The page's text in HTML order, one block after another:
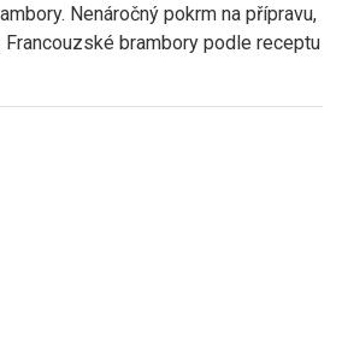
Nenáročný pokrm na přípravu,
Francouzské brambory podle receptu